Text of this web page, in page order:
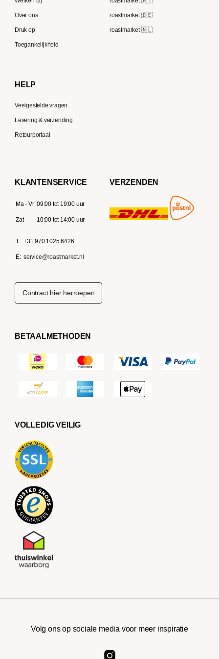
Speicherstadt Kaffee
Supremo
Moccamaster
Over ons
Druk op
Toegankelijkheid
roastmarket 🇩🇪
roastmarket 🇳🇱
HELP
Veelgestelde vragen
Levering & verzending
Retourportaal
KLANTENSERVICE
Ma - Vr 09:00 tot 19:00 uur
Zat 10:00 tot 14:00 uur
T: +31 970 1025 6426
E: service@roastmarket.nl
VERZENDEN
Contract hier herroepen
BETAALMETHODEN
VOLLEDIG VEILIG
Volg ons op sociale media voor meer inspiratie